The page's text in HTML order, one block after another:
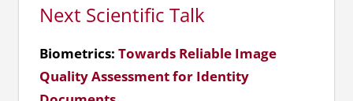
Next Scientific Talk
Biometrics: Towards Reliable Image
Quality Assessment for Identity